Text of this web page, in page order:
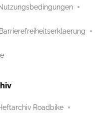
Barrierefreiheitserklaerung
Roadbike